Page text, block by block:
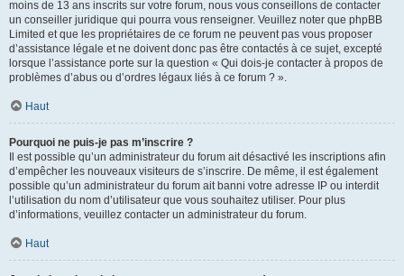
moins de 13 ans inscrits sur votre forum, nous vous conseillons de contacter
un conseiller juridique qui pourra vous renseigner. Veuillez noter que phpBB
Limited et que les propriétaires de ce forum ne peuvent pas vous proposer
d’assistance légale et ne doivent donc pas être contactés à ce sujet, excepté
lorsque l’assistance porte sur la question « Qui dois-je contacter à propos de
problèmes d’abus ou d’ordres légaux liés à ce forum ? ».
Haut
Pourquoi ne puis-je pas m’inscrire ?
Il est possible qu’un administrateur du forum ait désactivé les inscriptions afin
d’empêcher les nouveaux visiteurs de s’inscrire. De même, il est également
possible qu’un administrateur du forum ait banni votre adresse IP ou interdit
l’utilisation du nom d’utilisateur que vous souhaitez utiliser. Pour plus
d’informations, veuillez contacter un administrateur du forum.
Haut